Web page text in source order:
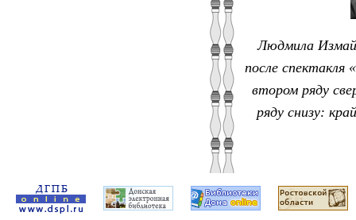
Людмила
после спектакля
втором ряду
ряду снизу: